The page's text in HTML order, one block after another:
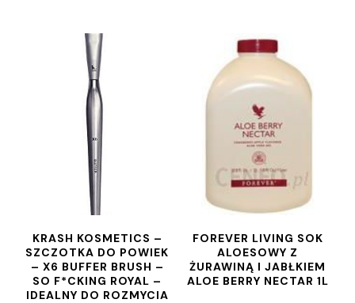
KRASH KOSMETICS –
SZCZOTKA DO POWIEK
– X6 BUFFER BRUSH –
SO F*CKING ROYAL –
IDEALNY DO ROZMYCIA
FOREVER LIVING SOK
ALOESOWY Z
ŻURAWINĄ I JABŁKIEM
ALOE BERRY NECTAR 1L